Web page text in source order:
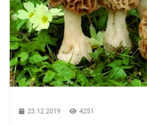
23.12.2019 4251